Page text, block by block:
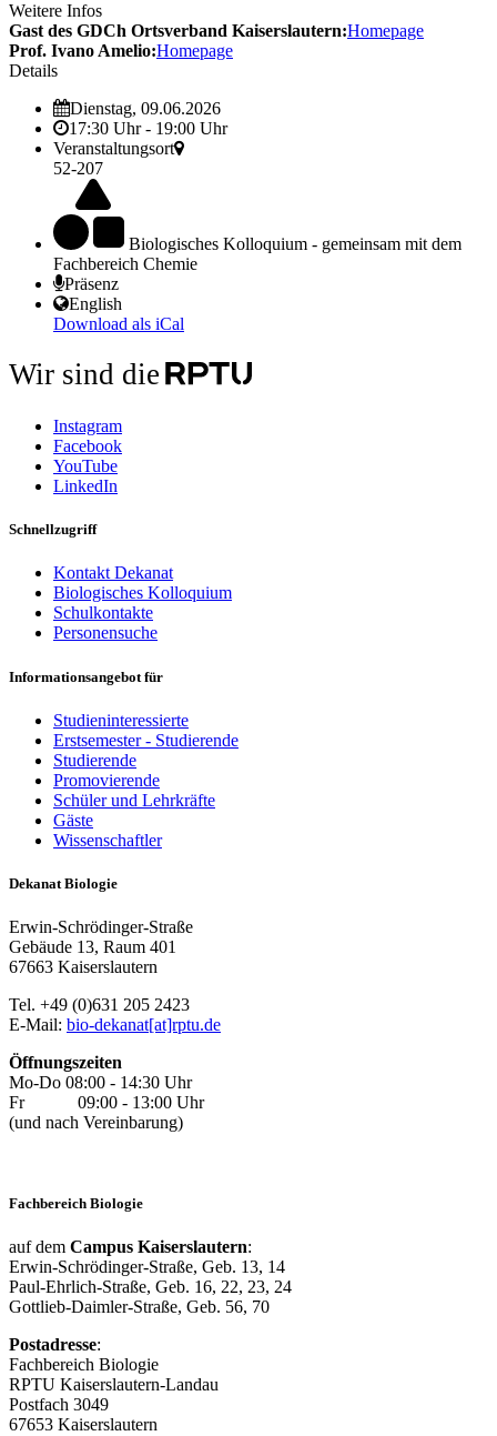
Weitere Infos
Gast des GDCh Ortsverband Kaiserslautern:Homepage
Prof. Ivano Amelio:Homepage
Details
Dienstag, 09.06.2026
17:30 Uhr - 19:00 Uhr
Veranstaltungsort
52-207
Biologisches Kolloquium - gemeinsam mit dem
Fachbereich Chemie
Präsenz
English
Download als iCal
Wir sind die
Instagram
Facebook
YouTube
LinkedIn
Schnellzugriff
Kontakt Dekanat
Biologisches Kolloquium
Schulkontakte
Personensuche
Informationsangebot für
Studieninteressierte
Erstsemester - Studierende
Studierende
Promovierende
Schüler und Lehrkräfte
Gäste
Wissenschaftler
Dekanat Biologie
Erwin-Schrödinger-Straße
Gebäude 13, Raum 401
67663 Kaiserslautern
Tel. +49 (0)631 205 2423
E-Mail: bio-dekanat[at]rptu.de
Öffnungszeiten
Mo-Do 08:00 - 14:30 Uhr
Fr 09:00 - 13:00 Uhr
(und nach Vereinbarung)
Fachbereich Biologie
auf dem Campus Kaiserslautern:
Erwin-Schrödinger-Straße, Geb. 13, 14
Paul-Ehrlich-Straße, Geb. 16, 22, 23, 24
Gottlieb-Daimler-Straße, Geb. 56, 70
Postadresse:
Fachbereich Biologie
RPTU Kaiserslautern-Landau
Postfach 3049
67653 Kaiserslautern